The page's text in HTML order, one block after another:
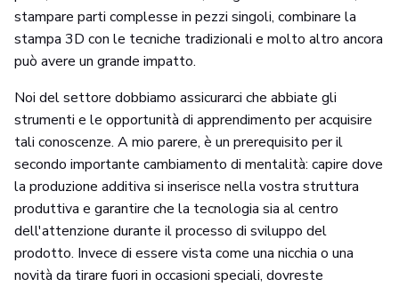
stampare parti complesse in pezzi singoli, combinare la
stampa 3D con le tecniche tradizionali e molto altro ancora
può avere un grande impatto.
Noi del settore dobbiamo assicurarci che abbiate gli
strumenti e le opportunità di apprendimento per acquisire
tali conoscenze. A mio parere, è un prerequisito per il
secondo importante cambiamento di mentalità: capire dove
la produzione additiva si inserisce nella vostra struttura
produttiva e garantire che la tecnologia sia al centro
dell'attenzione durante il processo di sviluppo del
prodotto. Invece di essere vista come una nicchia o una
novità da tirare fuori in occasioni speciali, dovreste